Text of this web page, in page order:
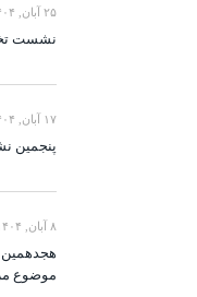
۲۵ آبان, ۱۴۰۴
نشست
۱۷ آبان, ۱۴۰۴
پنجمین
۸ آبان, ۱۴۰۴
موضوع